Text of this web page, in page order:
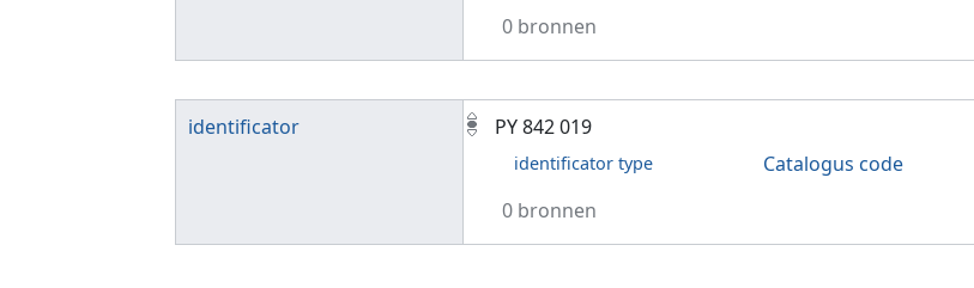
0 bronnen
identificator PY 842 019
identificator type
Catalogus code
0 bronnen